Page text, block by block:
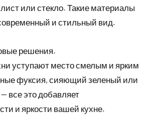
или стекло. Такие материалы
и стильный вид.
решения.
уступают место смелым и ярким
фуксия, сияющий зеленый или
все это добавляет
и яркости вашей кухне.